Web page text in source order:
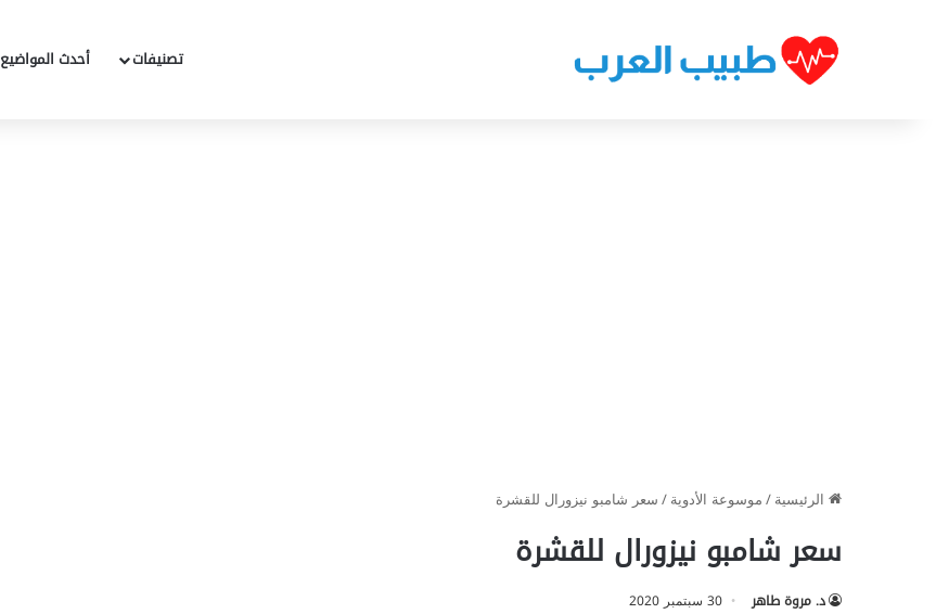
تصنيفات أحدث المواضيع
الرئيسية/موسوعة الأدوية/سعر شامبو نيزورال للقشرة
سعر شامبو نيزورال للقشرة
د. مروة طاهر 30 سبتمبر 2020